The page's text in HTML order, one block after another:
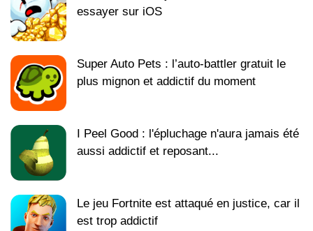
essayer sur iOS
Super Auto Pets : l’auto-battler gratuit le
plus mignon et addictif du moment
I Peel Good : l'épluchage n'aura jamais été
aussi addictif et reposant...
Le jeu Fortnite est attaqué en justice, car il
est trop addictif